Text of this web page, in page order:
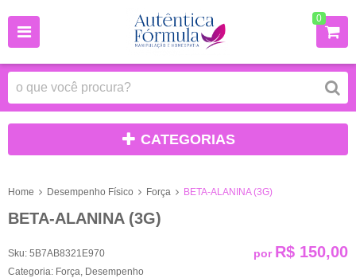
0
CATEGORIAS
Home Desempenho Físico Força BETA-ALANINA (3G)
BETA-ALANINA (3G)
Sku: 5B7AB8321E970
Categoria: Força Desempenho
por R$ 150,00